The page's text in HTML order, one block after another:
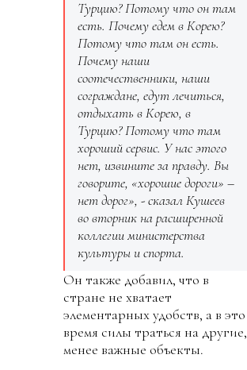
Турцию? Потому что он там
есть. Почему едем в Корею?
Потому что там он есть.
Почему наши
соотечественники, наши
сограждане, едут лечиться,
отдыхать в Корею, в
Турцию? Потому что там
хороший сервис. У нас этого
нет, извините за правду. Вы
говорите, «хорошие дороги» –
нет дорог», - сказал Кушеев
во вторник на расширенной
коллегии министерства
культуры и спорта.
Он также добавил, что в
стране не хватает
элементарных удобств, а в это
время силы траться на другие,
менее важные объекты.